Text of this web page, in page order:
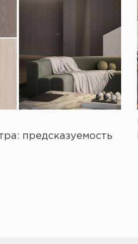
предсказуемость